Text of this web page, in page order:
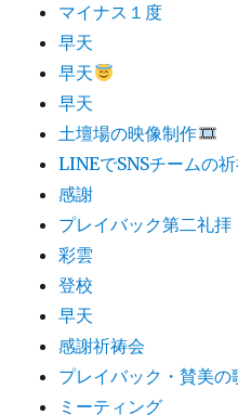
マイナス１度
早天
早天
早天
土壇場の映像制作
LINEでSNSチームの
感謝
プレイバック第二礼拝
彩雲
登校
早天
感謝祈祷会
プレイバック・賛美の
ミーティング